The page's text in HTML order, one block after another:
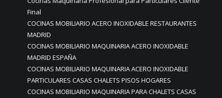
Final
COCINAS MOBILIARIO ACERO INOXIDABLE RESTAURANTES
MADRID
COCINAS MOBILIARIO MAQUINARIA ACERO INOXIDABLE
MADRID ESPAÑA
COCINAS MOBILIARIO MAQUINARIA ACERO INOXIDABLE
PARTICULARES CASAS CHALETS PISOS HOGARES
COCINAS MOBILIARIO MAQUINARIA PARA CHALETS CASAS